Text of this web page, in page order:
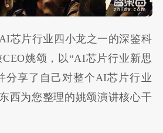
芯片行业四小龙之一的深鉴科
姚颂，以“AI芯片行业新思
分享了自己对整个AI芯片行业
西为您整理的姚颂演讲核心干